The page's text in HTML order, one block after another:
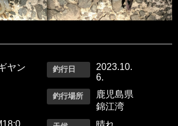
ヤン
釣行日
2023.10.
6.
釣行場所
鹿児島県
錦江湾